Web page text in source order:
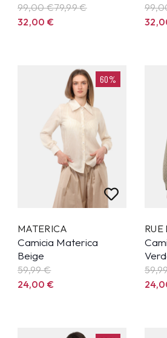
99,00 €79,99€
32,00€
60%
MATERICA
Camicia Materica
Beige
59,99€
24,00€
RUE